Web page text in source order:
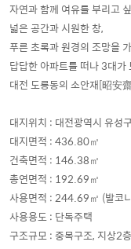
자연과 함께 여유를 부리고
넓은 공간과 시원한 창,
푸른 초록과 원경의 조망을
답답한 아파트를 떠나 3대가
대전 도룡동의 소안재[昭安
대지위치 : 대전광역시 유성
대지면적 : 436.80㎡
건축면적 : 146.38㎡
총연면적 : 192.69㎡
사용면적 : 244.69㎡ (발코
사용용도 : 단독주택
구조규모 : 중목구조, 지상2층